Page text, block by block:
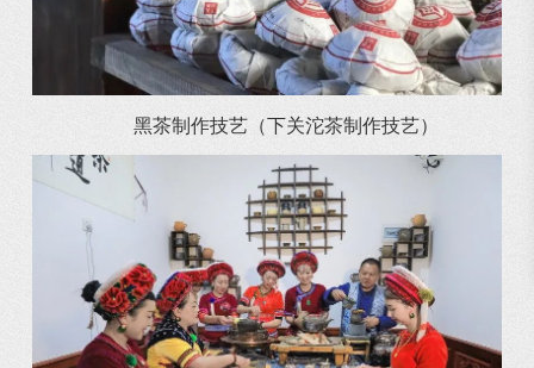
黑茶制作技艺（下关沱茶制作技艺）